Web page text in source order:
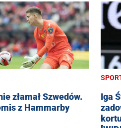
złamał Szwedów.
z Hammarby
Iga